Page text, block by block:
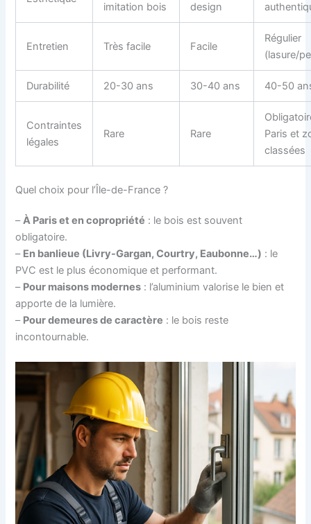
imitation bois
design
Entretien Très facile Facile
Régulier
(lasure/
Durabilité 20-30 ans 30-40 ans 40-50
Contraintes
légales
Rare Rare
Paris et
classées
Quel choix pour l’Île-de-France ?
–À Paris et en copropriété : le bois est souvent
obligatoire.
– En banlieue (Livry-Gargan, Courtry, Eaubonne…) : le
PVC est le plus économique et performant.
– Pour maisons modernes : l’aluminium valorise le bien et
apporte de la lumière.
– Pour demeures de caractère : le bois reste
incontournable.